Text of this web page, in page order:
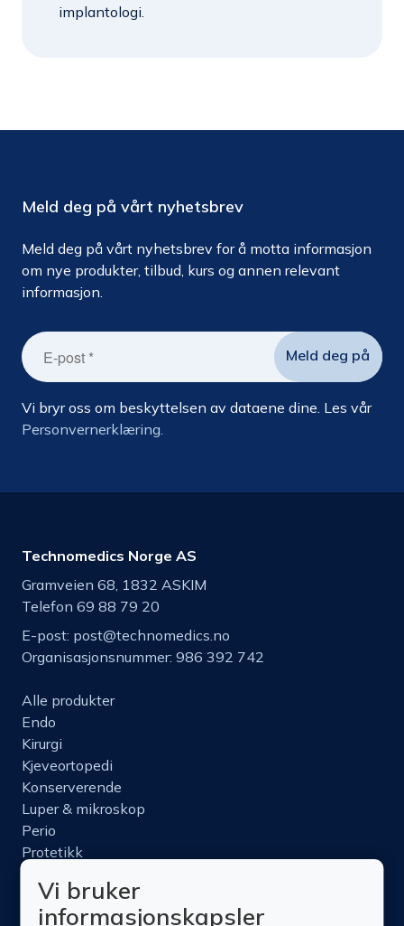
implantologi.
Meld deg på vårt nyhetsbrev
Meld deg på vårt nyhetsbrev for å motta informasjon
om nye produkter, tilbud, kurs og annen relevant
informasjon.
Vi bryr oss om beskyttelsen av dataene dine. Les vår
Personvernerklæring.
Technomedics Norge AS
Gramveien 68, 1832 ASKIM
Telefon 69 88 79 20
E-post: post@technomedics.no
Organisasjonsnummer: 986 392 742
Alle produkter
Endo
Kirurgi
Kjeveortopedi
Konserverende
Luper & mikroskop
Perio
Protetikk
Nettbutikk
Vi bruker
informasjonskapsler